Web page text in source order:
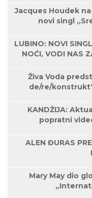
Jacques Houdek
novi singl
LUBINO: NOVI
NOĆI, VODI NAS
Živa Voda
de/re/
KANDŽIJA:
popratni
ALEN ĐURAS
Mary May dio